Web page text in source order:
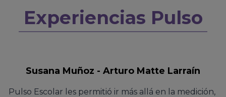
Experiencias Pulso
Susana Muñoz - Arturo Matte Larraín
Pulso Escolar les permitió ir más allá en la medición,